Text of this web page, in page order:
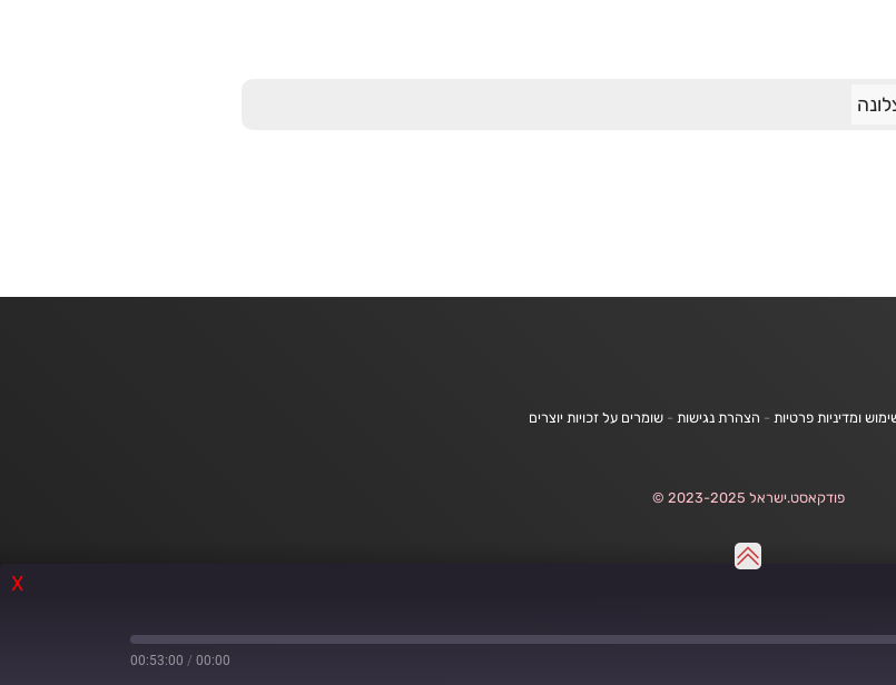
X
00:00
/
00:53:00
ומדיניות פרטיות - הצהרת נגישות - שומרים על זכויות יוצרים
פודקאסט.ישראל 2023-2025 ©